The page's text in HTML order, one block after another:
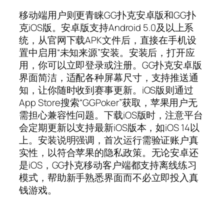
移动端用户则更青睐GG扑克安卓版和GG扑
克iOS版。安卓版支持Android 5.0及以上系
统，从官网下载APK文件后，直接在手机设
置中启用“未知来源”安装。安装后，打开应
用，你可以立即登录或注册。GG扑克安卓版
界面简洁，适配各种屏幕尺寸，支持推送通
知，让你随时收到赛事更新。iOS版则通过
App Store搜索“GGPoker”获取，苹果用户无
需担心兼容性问题。下载iOS版时，注意平台
会定期更新以支持最新iOS版本，如iOS 14以
上。安装说明强调，首次运行需验证账户真
实性，以符合苹果的隐私政策。无论安卓还
是iOS，GG扑克移动客户端都支持离线练习
模式，帮助新手熟悉界面而不必立即投入真
钱游戏。